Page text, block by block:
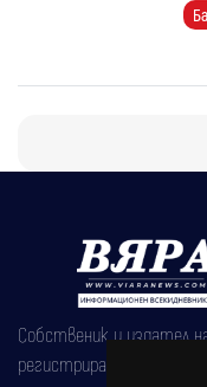
Собственик и издател
регистрирана на